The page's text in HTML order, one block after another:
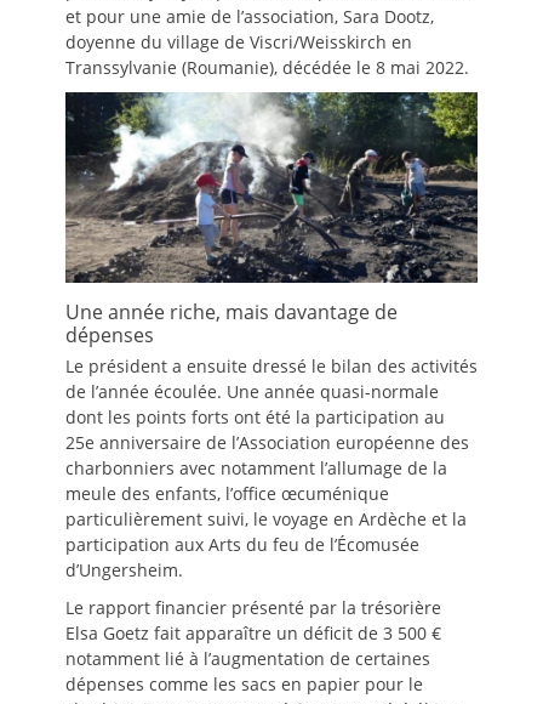
et pour une amie de l’association, Sara Dootz,
doyenne du village de Viscri/Weisskirch en
Transsylvanie (Roumanie), décédée le 8 mai 2022.
Une année riche, mais davantage de
dépenses
Le président a ensuite dressé le bilan des activités
de l’année écoulée. Une année quasi-normale
dont les points forts ont été la participation au
25e anniversaire de l’Association européenne des
charbonniers avec notamment l’allumage de la
meule des enfants, l’office œcuménique
particulièrement suivi, le voyage en Ardèche et la
participation aux Arts du feu de l’Écomusée
d’Ungersheim.
Le rapport financier présenté par la trésorière
Elsa Goetz fait apparaître un déficit de 3 500 €
notamment lié à l’augmentation de certaines
dépenses comme les sacs en papier pour le